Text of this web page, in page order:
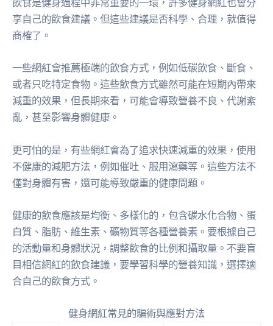
飲食是健身過程中非常重要的一環，許多健身網紅也會分
享自己的飲食建議。但這些建議是否科學、合理，就值得
商榷了。
一些網紅會推薦極端的飲食方式，例如低碳飲食、斷食、
或者只吃特定食物。這些飲食方式雖然可能在短期內帶來
減重的效果，但長期來看，可能會導致營養不良、代謝紊
亂，甚至影響身體健康。
更可怕的是，有些網紅會為了追求快速減重的效果，使用
不健康的減肥方法，例如催吐、服用瀉藥等。這些方法不
僅對身體有害，還可能導致嚴重的健康問題。
健康的飲食應該是均衡、多樣化的，包含碳水化合物、蛋
白質、脂肪、維生素、礦物質等各種營養素。要根據自己
的活動量和身體狀況，調整飲食的比例和攝取量。不要盲
目相信網紅的飲食建議，要學習科學的營養知識，選擇適
合自己的飲食方式。
健身網紅常見的騙術與應對方法